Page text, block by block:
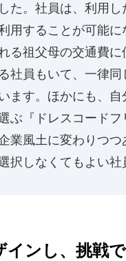
た。社員は、利用
用することが可能
る祖父母の交通費
社員もいて、一律
ます。ほかにも、
ぶ『ドレスコード
業風土に変わりつ
択しなくてもよい社
ンし、挑戦